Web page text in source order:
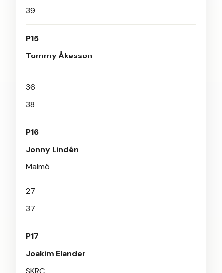
39
P15
Tommy Åkesson
36
38
P16
Jonny Lindén
Malmö
27
37
P17
Joakim Elander
SKRC